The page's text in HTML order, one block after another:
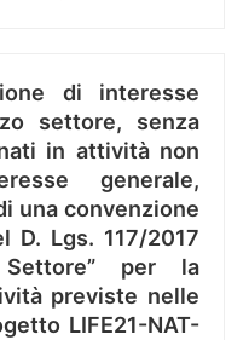
di interesse
settore, senza
in attività non
generale,
una convenzione
D. Lgs. 117/2017
per la
previste nelle
LIFE21-NAT-